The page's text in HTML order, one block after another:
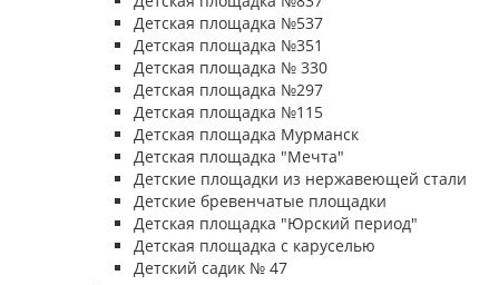
Детская площадка №537
Детская площадка №351
Детская площадка № 330
Детская площадка №297
Детская площадка №115
Детская площадка Мурманск
Детская площадка "Мечта"
Детские площадки из нержавеющей стали
Детские бревенчатые площадки
Детская площадка "Юрский период"
Детская площадка с каруселью
Детский садик № 47